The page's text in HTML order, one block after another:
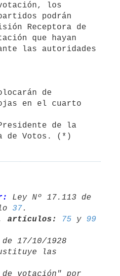
los
podrán
Receptora de
que hayan
las autoridades
en el cuarto
de la
de Votos. (*)
Ley Nº 17.113 de
37
artículos:
75 y 99
17/10/1928
las
votación" por